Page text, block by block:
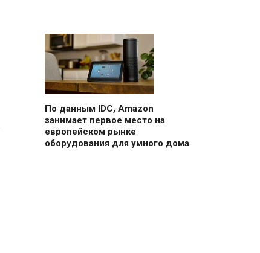
По данным IDC, Amazon
занимает первое место на
европейском рынке
оборудования для умного дома